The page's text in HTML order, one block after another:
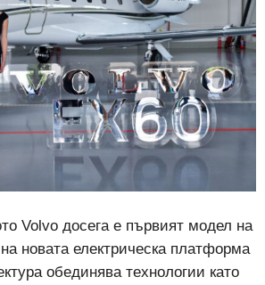
Volvo досега е първият модел на
новата електрическа платформа
обединява технологии като